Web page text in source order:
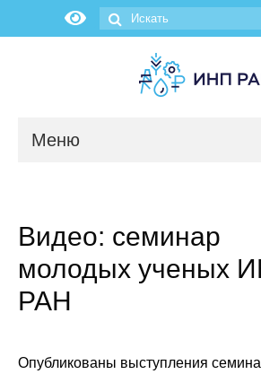
Меню
О нас
Об институте
Администрация
Видео: семинар
молодых ученых
РАН
Опубликованы выступления